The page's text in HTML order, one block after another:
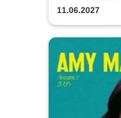
11.06.2027